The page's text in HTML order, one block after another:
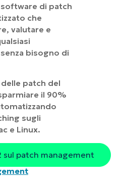
software di patch
che
valutare e
bisogno di
patch del
il 90%
sugli
e Linux.
sul patch management